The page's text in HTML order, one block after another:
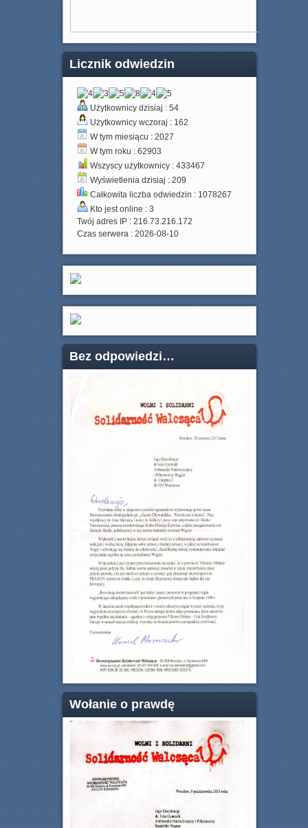
Licznik odwiedzin
Użytkownicy dzisiaj : 54
Użytkownicy wczoraj : 162
W tym miesiącu : 2027
W tym roku : 62903
Wszyscy użytkownicy : 433467
Wyświetlenia dzisiaj : 209
Całkowita liczba odwiedzin : 1078267
Kto jest online : 3
Twój adres IP : 216.73.216.172
Czas serwera : 2026-08-10
Bez odpowiedzi…
Wołanie o prawdę